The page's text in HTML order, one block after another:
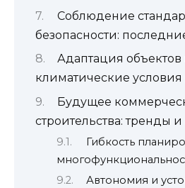
Соблюдение
безопасности:
Адаптация объектов
климатические условия
Будущее
строительства: тренды
Гибкость
Автономия и